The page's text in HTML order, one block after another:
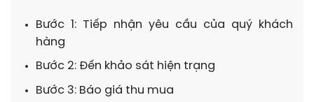
Bước 1: Tiếp nhận yêu cầu của quý khách
hàng
Bước 2: Đến khảo sát hiện trạng
Bước 3: Báo giá thu mua